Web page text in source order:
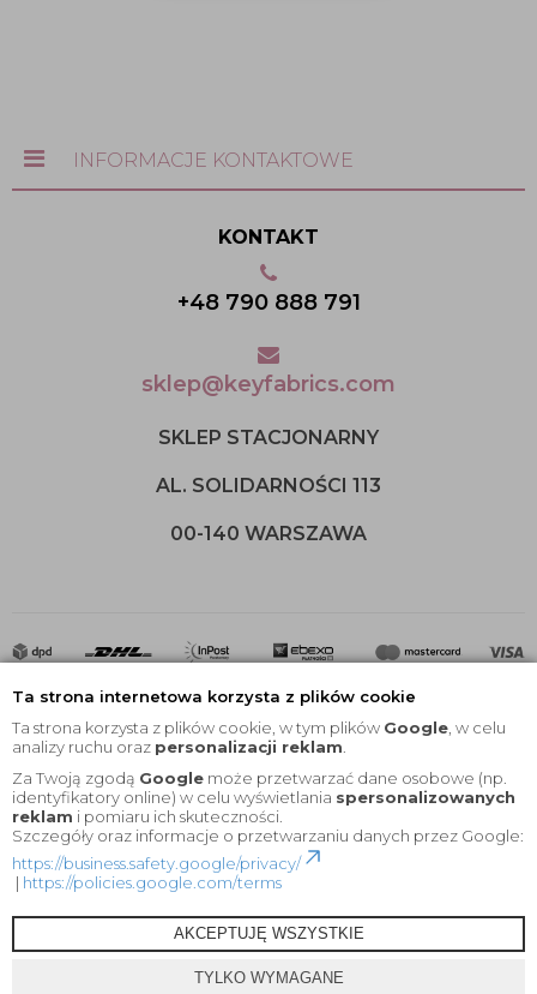
Ta strona internetowa korzysta z plików cookie
Ta strona korzysta z plików cookie, w tym plików Google , w celu
analizy ruchu oraz personalizacji reklam
Za Twoją zgodą Google może przetwarzać dane osobowe (np.
identyfikatory online) w celu wyświetlania spersonalizowanych
reklam i pomiaru ich skuteczności.
Szczegóły oraz informacje o przetwarzaniu danych przez Google:
https://business.safety.google/privacy/
| https://policies.google.com/terms
AKCEPTUJĘ WSZYSTKIE
TYLKO WYMAGANE
INFORMACJE KONTAKTOWE
KONTAKT
+48 790 888 791
sklep@keyfabrics.com
SKLEP STACJONARNY
AL. SOLIDARNOŚCI 113
00-140 WARSZAWA
2020 © Wszelkie Prawa Zastrzeżone |KEYfabrics
Projekt i oprogramowanie sklepu: